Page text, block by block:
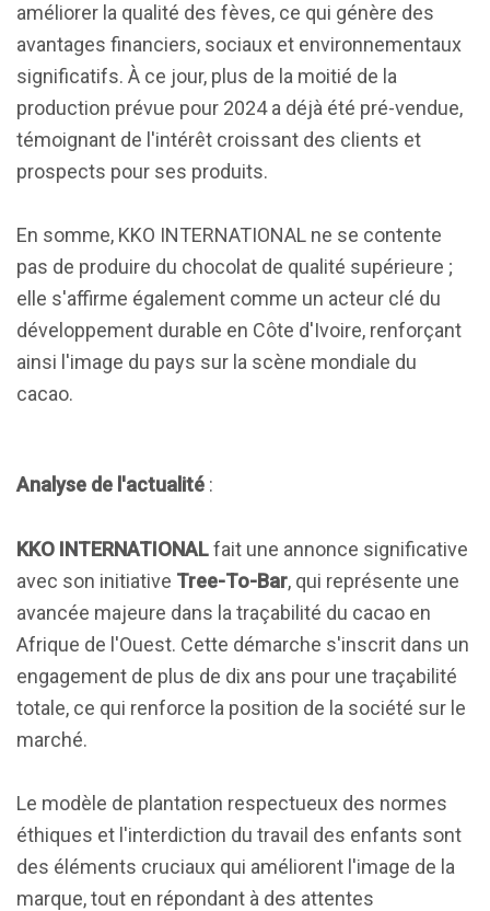
améliorer la qualité des fèves, ce qui génère des
avantages financiers, sociaux et environnementaux
significatifs. À ce jour, plus de la moitié de la
production prévue pour 2024 a déjà été pré-vendue,
témoignant de l'intérêt croissant des clients et
prospects pour ses produits.
En somme, KKO INTERNATIONAL ne se contente
pas de produire du chocolat de qualité supérieure ;
elle s'affirme également comme un acteur clé du
développement durable en Côte d'Ivoire, renforçant
ainsi l'image du pays sur la scène mondiale du
cacao.
Analyse de l'actualité :
KKO INTERNATIONALfait une annonce significative
avec son initiative Tree-To-Bar, qui représente une
avancée majeure dans la traçabilité du cacao en
Afrique de l'Ouest. Cette démarche s'inscrit dans un
engagement de plus de dix ans pour une traçabilité
totale, ce qui renforce la position de la société sur le
marché.
Le modèle de plantation respectueux des normes
éthiques et l'interdiction du travail des enfants sont
des éléments cruciaux qui améliorent l'image de la
marque, tout en répondant à des attentes